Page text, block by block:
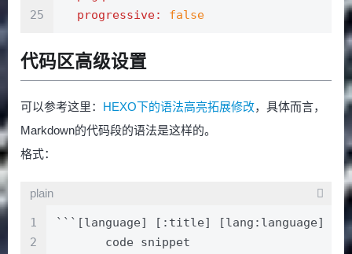
25
  progressive:
false
代码区高级设置
可以参考这里： HEXO下的语法高亮拓展修改，具体而言，
Markdown的代码段的语法是这样的。
格式：
plain
1
2
```[language] [:title] [lang:language]
       code snippet